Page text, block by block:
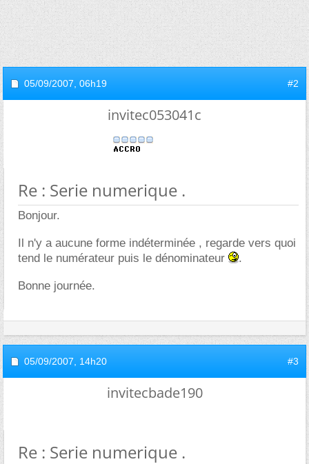
05/09/2007, 06h19 #2
invitec053041c
Re : Serie numerique .
Bonjour.
Il n'y a aucune forme indéterminée , regarde vers quoi
tend le numérateur puis le dénominateur
.
Bonne journée.
05/09/2007, 14h20 #3
invitecbade190
Re : Serie numerique .